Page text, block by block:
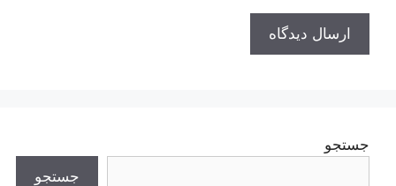
جستجو
جستجو